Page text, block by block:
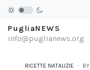
PugliaNEWS
info@puglianews.org
RICETTE NATALIZIE BY